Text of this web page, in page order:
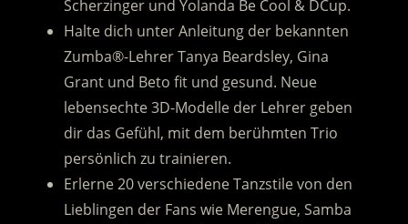
Scherzinger und Yolanda Be Cool & DCup.
Halte dich unter Anleitung der bekannten
Zumba®-Lehrer Tanya Beardsley, Gina
Grant und Beto fit und gesund. Neue
lebensechte 3D-Modelle der Lehrer geben
dir das Gefühl, mit dem berühmten Trio
persönlich zu trainieren.
Erlerne 20 verschiedene Tanzstile von den
Lieblingen der Fans wie Merengue, Samba